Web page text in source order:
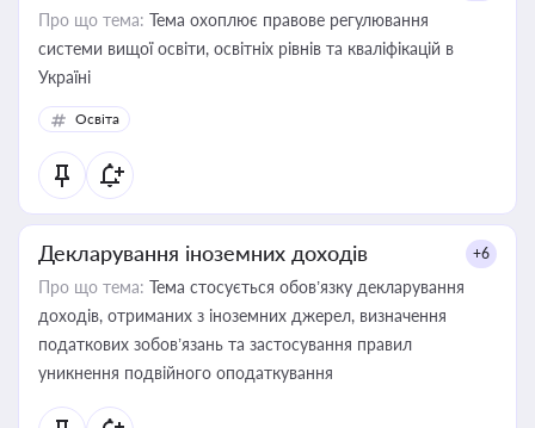
Про що тема: Тема охоплює правове регулювання
системи вищої освіти, освітніх рівнів та кваліфікацій в
Україні
Освіта
Декларування іноземних доходів +6
Про що тема: Тема стосується обов’язку декларування
доходів, отриманих з іноземних джерел, визначення
податкових зобов’язань та застосування правил
уникнення подвійного оподаткування